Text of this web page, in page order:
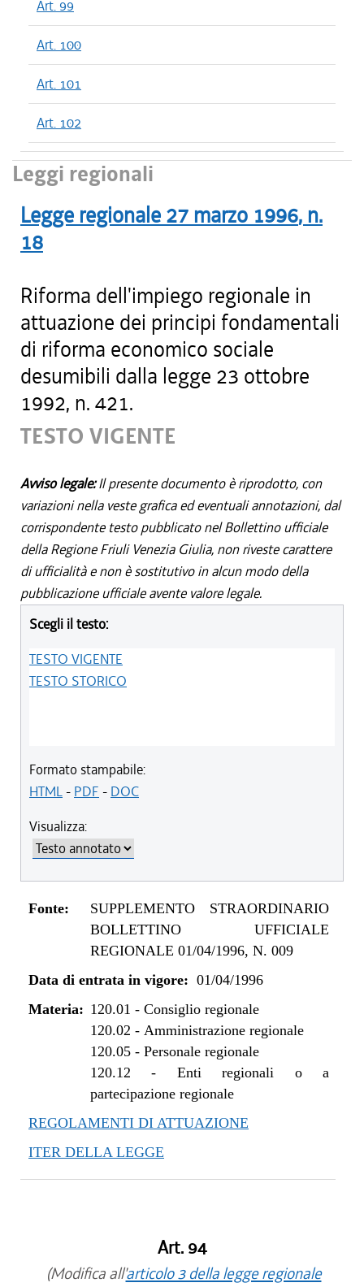
Art. 99
Art. 100
Art. 101
Art. 102
Leggi regionali
Legge regionale 27 marzo 1996, n.
18
Riforma dell'impiego regionale in
attuazione dei principi fondamentali
di riforma economico sociale
desumibili dalla legge 23 ottobre
1992, n. 421.
TESTO VIGENTE
Avviso legale:Il presente documento è riprodotto, con
variazioni nella veste grafica ed eventuali annotazioni, dal
corrispondente testo pubblicato nel Bollettino ufficiale
della Regione Friuli Venezia Giulia, non riveste carattere
di ufficialità e non è sostitutivo in alcun modo della
pubblicazione ufficiale avente valore legale.
Scegli il testo:
TESTO VIGENTE
TESTO STORICO
Formato stampabile:
HTML- PDF - DOC
Visualizza:
Fonte:
SUPPLEMENTO STRAORDINARIO
BOLLETTINO UFFICIALE
REGIONALE 01/04/1996, N. 009
Data di entrata in vigore: 01/04/1996
Materia: 120.01 - Consiglio regionale
120.02 - Amministrazione regionale
120.05- Personale regionale
120.12 - Enti regionali o a
partecipazione regionale
REGOLAMENTI DI ATTUAZIONE
ITER DELLA LEGGE
Art. 94
(Modifica all'articolo 3 della legge regionale